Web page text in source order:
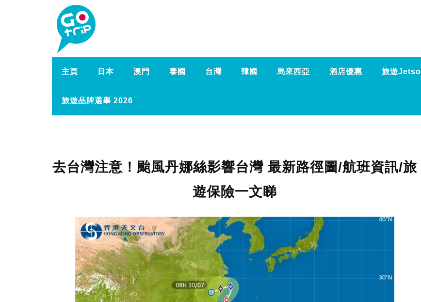
主頁 日本 澳門 泰國 台灣 韓國 馬來西亞 酒店優惠 旅遊Jetso
旅遊品牌選舉 2026
去台灣注意！颱風丹娜絲影響台灣 最新路徑圖/航班資訊/旅
遊保險一文睇